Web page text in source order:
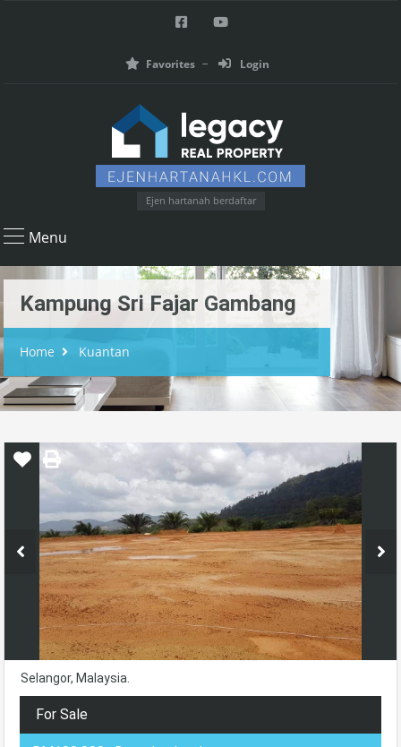
Favorites Login
Ejen hartanah berdaftar
Menu
Kampung Sri Fajar Gambang
Home Kuantan
Selangor, Malaysia.
For Sale